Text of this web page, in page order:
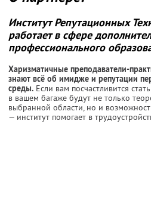
Институт Репутационных
работает в сфере
профессионального
Харизматичные преподаватели-
знают всё об имидже и репутации
среды. Если вам посчастливится
в вашем багаже будут не только
выбранной области, но и
— институт помогает в